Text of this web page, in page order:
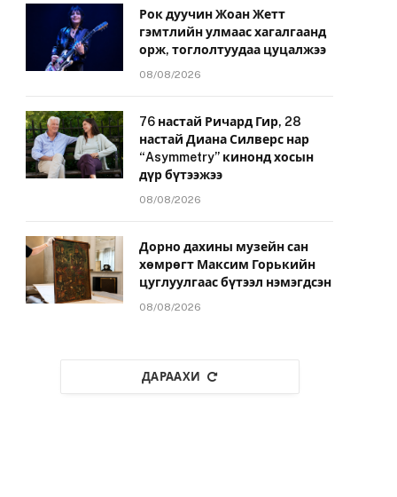
Рок дуучин Жоан Жетт
гэмтлийн улмаас хагалгаанд
орж, тоглолтуудаа цуцалжээ
08/08/2026
76 настай Ричард Гир, 28
настай Диана Силверс нар
“Asymmetry” кинонд хосын
дүр бүтээжээ
08/08/2026
Дорно дахины музейн сан
хөмрөгт Максим Горькийн
цуглуулгаас бүтээл нэмэгдсэн
08/08/2026
ДАРААХИ